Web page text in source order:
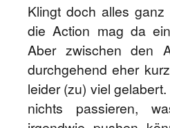
Klingt doch alles
die Action mag da
Aber zwischen den
durchgehend eher
leider (zu) viel
nichts passieren,